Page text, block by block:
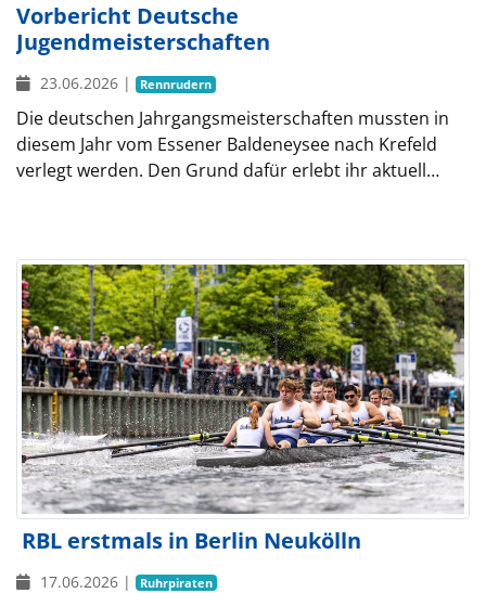
Vorbericht Deutsche
Jugendmeisterschaften
23.06.2026 | Rennrudern
Die deutschen Jahrgangsmeisterschaften mussten in
diesem Jahr vom Essener Baldeneysee nach Krefeld
verlegt werden. Den Grund dafür erlebt ihr aktuell…
RBL erstmals in Berlin Neukölln
17.06.2026 | Ruhrpiraten